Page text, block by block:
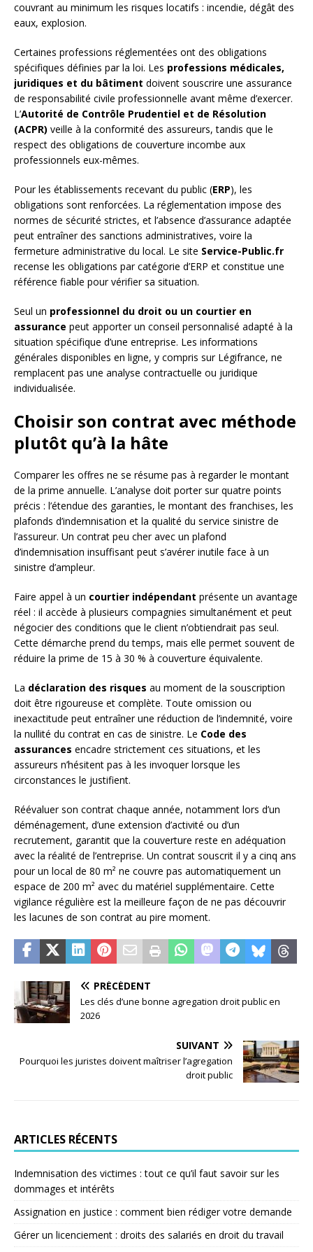
couvrant au minimum les risques locatifs : incendie, dégât des
eaux, explosion.
Certaines professions réglementées ont des obligations
spécifiques définies par la loi. Les professions médicales,
juridiques et du bâtiment doivent souscrire une assurance
de responsabilité civile professionnelle avant même d’exercer.
L’Autorité de Contrôle Prudentiel et de Résolution
(ACPR) veille à la conformité des assureurs, tandis que le
respect des obligations de couverture incombe aux
professionnels eux-mêmes.
Pour les établissements recevant du public (ERP), les
obligations sont renforcées. La réglementation impose des
normes de sécurité strictes, et l’absence d’assurance adaptée
peut entraîner des sanctions administratives, voire la
fermeture administrative du local. Le site Service-Public.fr
recense les obligations par catégorie d’ERP et constitue une
référence fiable pour vérifier sa situation.
Seul un professionnel du droit ou un courtier en
assurance peut apporter un conseil personnalisé adapté à la
situation spécifique d’une entreprise. Les informations
générales disponibles en ligne, y compris sur Légifrance, ne
remplacent pas une analyse contractuelle ou juridique
individualisée.
Choisir son contrat avec méthode
plutôt qu’à la hâte
Comparer les offres ne se résume pas à regarder le montant
de la prime annuelle. L’analyse doit porter sur quatre points
précis : l’étendue des garanties, le montant des franchises, les
plafonds d’indemnisation et la qualité du service sinistre de
l’assureur. Un contrat peu cher avec un plafond
d’indemnisation insuffisant peut s’avérer inutile face à un
sinistre d’ampleur.
Faire appel à un courtier indépendant présente un avantage
réel : il accède à plusieurs compagnies simultanément et peut
négocier des conditions que le client n’obtiendrait pas seul.
Cette démarche prend du temps, mais elle permet souvent de
réduire la prime de 15 à 30 % à couverture équivalente.
La déclaration des risques au moment de la souscription
doit être rigoureuse et complète. Toute omission ou
inexactitude peut entraîner une réduction de l’indemnité, voire
la nullité du contrat en cas de sinistre. Le Code des
assurances encadre strictement ces situations, et les
assureurs n’hésitent pas à les invoquer lorsque les
circonstances le justifient.
Réévaluer son contrat chaque année, notamment lors d’un
déménagement, d’une extension d’activité ou d’un
recrutement, garantit que la couverture reste en adéquation
avec la réalité de l’entreprise. Un contrat souscrit il y a cinq ans
pour un local de 80 m² ne couvre pas automatiquement un
espace de 200 m² avec du matériel supplémentaire. Cette
vigilance régulière est la meilleure façon de ne pas découvrir
les lacunes de son contrat au pire moment.
PRÉCÉDENT
Les clés d’une bonne agregation droit public en
2026
SUIVANT
Pourquoi les juristes doivent maîtriser l’agregation
droit public
ARTICLES RÉCENTS
Indemnisation des victimes : tout ce qu’il faut savoir sur les
dommages et intérêts
Assignation en justice : comment bien rédiger votre demande
Gérer un licenciement : droits des salariés en droit du travail